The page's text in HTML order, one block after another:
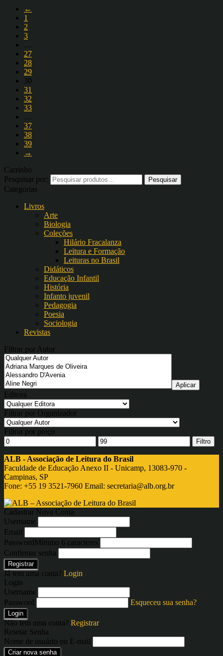
←
1
2
3
…
27
28
29
30
31
32
33
…
37
38
39
→
Carrinho
Pesquisar por:
Categorias
Livros
Arte
Biologia
Coleções
Hilário Fracalanza
Leitura e Formação
Leituras no Brasil
Didáticos
Educação Infantil
História
Infanto juvenil
Pedagogia
Poesia
Sociologia
Revistas
Filtrar por Autor
Editora
Filtrar por Organizador
Filtrar por preço
Filtro
ALB - Associação de Leitura do Brasil
Faculdade de Educação Anexo II - Unicamp, 13083-970 -
Campinas, SP
Fone: +55 19 3521-7960 Email: secretaria@alb.org.br
Cadastrar Nova Conta
Username
Email
PasswordMínimo 6 caracteres
Confirmar senha
Registrar
Já tem uma conta? Login
Login
Username
Password
Esqueceu sua senha?
Login
Não tem uma conta? Registrar
Resetar Senha
Nome de usuário ou E-mail
Criar nova senha